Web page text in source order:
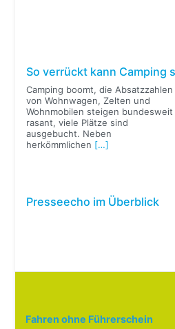
So verrückt kann Camping
Camping boomt, die Absatzzahlen
von Wohnwagen, Zelten und
Wohnmobilen steigen bundesweit
rasant, viele Plätze sind
ausgebucht. Neben
herkömmlichen […]
Presseecho im Überblick
Fahren ohne Führerschein